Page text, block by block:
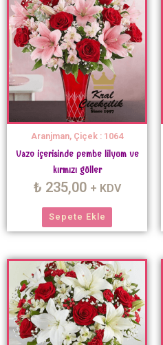
Aranjman, Çiçek : 1064
Vazo içerisinde pembe lilyum ve
kırmızı güller
₺ 235,00 + KDV
Sepete Ekle